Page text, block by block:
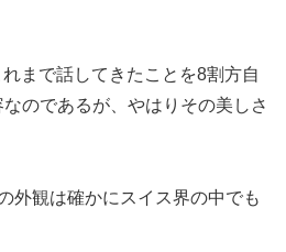
まで話してきたことを8割方自
のであるが、やはりその美しさ
外観は確かにスイス界の中でも